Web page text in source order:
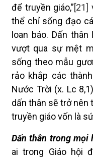
để truyền giáo,”[21]
thể chỉ sống đạo
loan báo. Dấn
vượt qua sự mệt
sống theo mẫu
rảo khắp các
Nước Trời (x. Lc
dấn thân sẽ trở nên
truyền giáo vốn là
Dấn thân trong mọi
ai trong Giáo hội